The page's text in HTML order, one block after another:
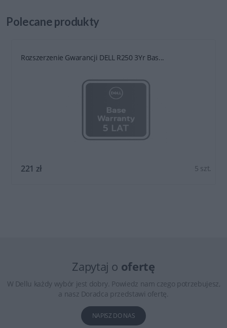
Polecaneprodukty
Rozszerzenie Gwarancji DELL R250 3Yr Bas...
221 zł 5 szt.
Zapytaj o ofertę
W Dellu każdy wybór jest dobry. Powiedz nam czego potrzebujesz,
a nasz Doradca przedstawi ofertę.
NAPISZ DO NAS